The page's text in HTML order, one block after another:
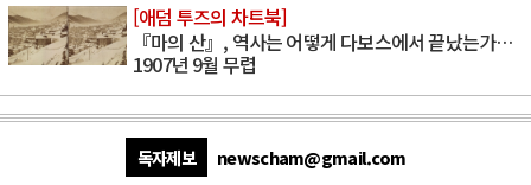
[애덤 투즈의 차트북]
『마의 산』, 역사는 어떻게 다보스에서 끝났는가…
1907년 9월 무렵
독자제보 newscham@gmail.com